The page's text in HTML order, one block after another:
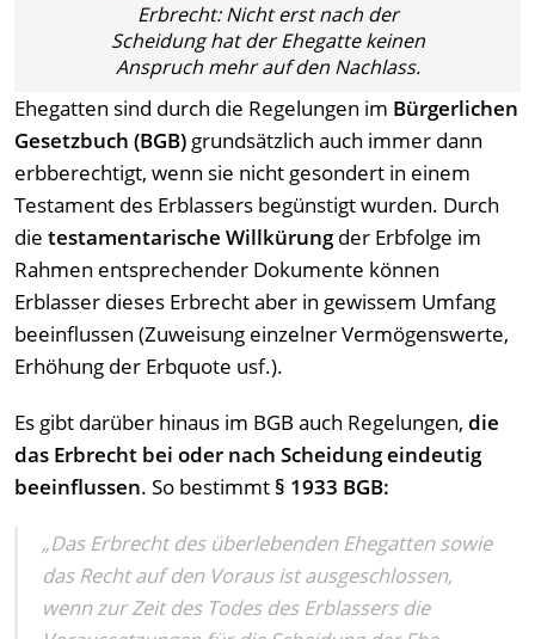
Erbrecht: Nicht erst nach der
Scheidung hat der Ehegatte keinen
Anspruch mehr auf den Nachlass.
Ehegatten sind durch die Regelungen im Bürgerlichen
Gesetzbuch (BGB) grundsätzlich auch immer dann
erbberechtigt, wenn sie nicht gesondert in einem
Testament des Erblassers begünstigt wurden. Durch
die testamentarische Willkürungder Erbfolge im
Rahmen entsprechender Dokumente können
Erblasser dieses Erbrecht aber in gewissem Umfang
beeinflussen (Zuweisung einzelner Vermögenswerte,
Erhöhung der Erbquote usf.).
Es gibt darüber hinaus im BGB auch Regelungen, die
das Erbrecht bei oder nach Scheidung eindeutig
beeinflussen. So bestimmt § 1933 BGB:
„Das Erbrecht des überlebenden Ehegatten sowie
das Recht auf den Voraus ist ausgeschlossen,
wenn zur Zeit des Todes des Erblassers die